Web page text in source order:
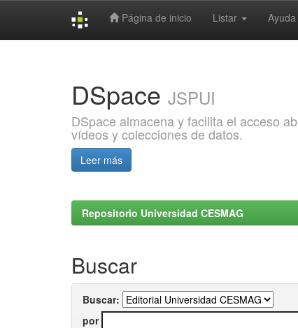
Página de inicio Listar Ayuda
DSpace JSPUI
DSpace almacena y facilita el acceso
vídeos y colecciones de datos.
Leer más
Repositorio Universidad CESMAG
Buscar
Buscar:
por